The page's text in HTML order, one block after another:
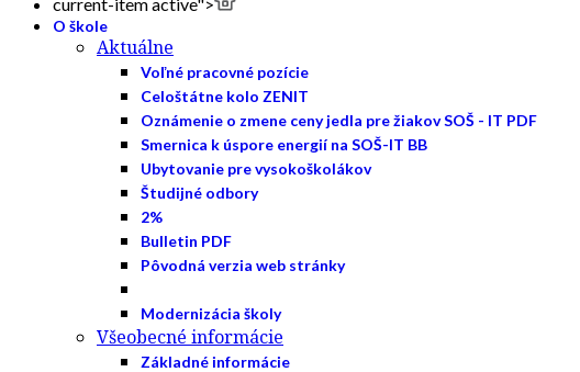
O škole
Aktuálne
Voľné pracovné pozície
Celoštátne kolo ZENIT
Oznámenie o zmene ceny jedla pre žiakov SOŠ - IT PDF
Smernica k úspore energií na SOŠ-IT BB
Ubytovanie pre vysokoškolákov
Študijné odbory
2%
Bulletin PDF
Pôvodná verzia web stránky
Modernizácia školy
Všeobecné informácie
Základné informácie